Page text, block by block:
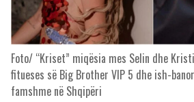
Foto/ “Kriset” miqësia mes Selin dhe
fitueses së Big Brother VIP 5 dhe ish-
famshme në Shqipëri